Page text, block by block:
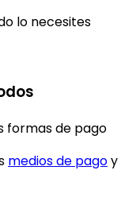
lo necesites
formas de pago
medios de pagoy